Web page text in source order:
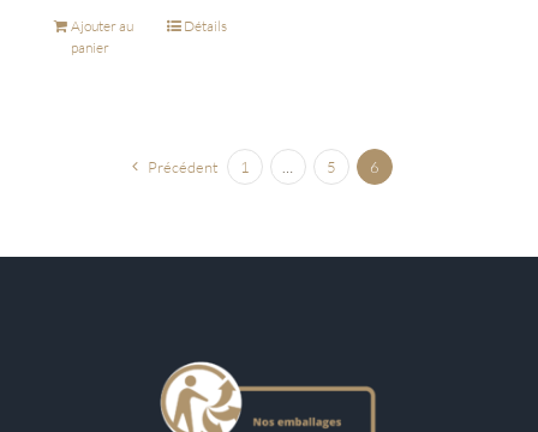
Ajouter au
panier
Détails
Précédent 1 5 6